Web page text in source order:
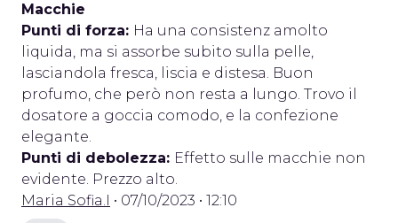
Macchie
Punti di forza: Ha una consistenz amolto
liquida, ma si assorbe subito sulla pelle,
lasciandola fresca, liscia e distesa. Buon
profumo, che però non resta a lungo. Trovo il
dosatore a goccia comodo, e la confezione
elegante.
Punti di debolezza: Effetto sulle macchie non
evidente. Prezzo alto.
Maria Sofia.I • 07/10/2023 • 12:10